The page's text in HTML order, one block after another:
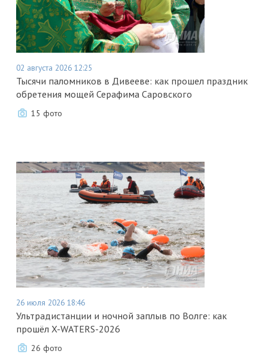
02 августа 2026 12:25
Тысячи паломников в Дивееве: как прошел праздник
обретения мощей Серафима Саровского
15 фото
26 июля 2026 18:46
Ультрадистанции и ночной заплыв по Волге: как
прошёл X-WATERS-2026
26 фото